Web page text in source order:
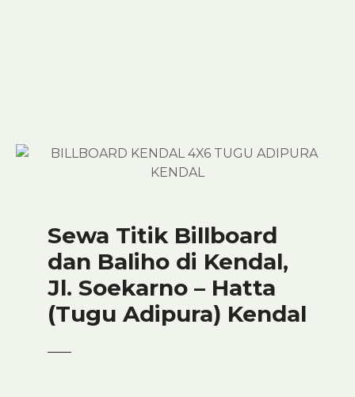
Sewa Titik Billboard
dan Baliho di Kendal,
Jl. Soekarno – Hatta
(Tugu Adipura) Kendal